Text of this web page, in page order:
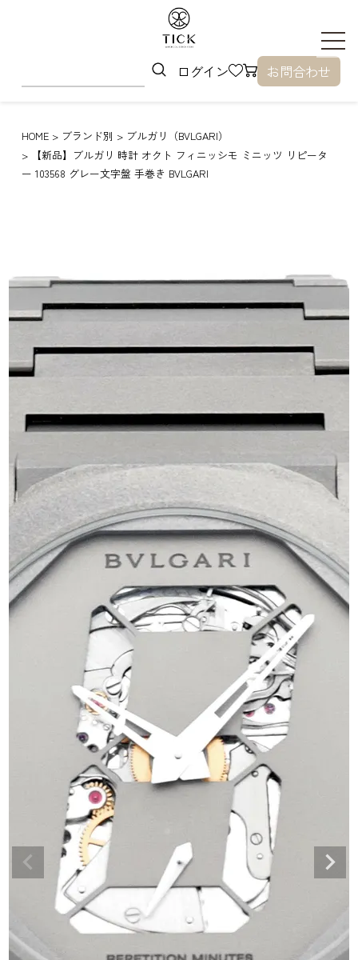
ログイン お問合わせ
HOME ブランド別
ブルガリ（BVLGARI）
【新品】ブルガリ 時計 オクト フィニッシモ ミニッツ リピータ
ー 103568 グレー文字盤 手巻き BVLGARI